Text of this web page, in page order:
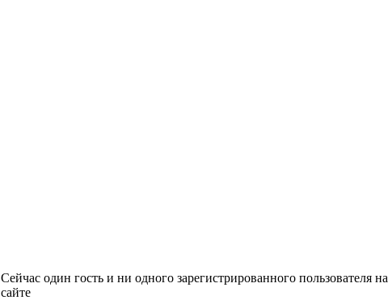
Сейчас один гость и ни одного зарегистрированного пользователя на
сайте